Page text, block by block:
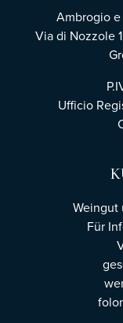
Ambrogio e
Via di Nozzole
Ufficio
Weingut
Für